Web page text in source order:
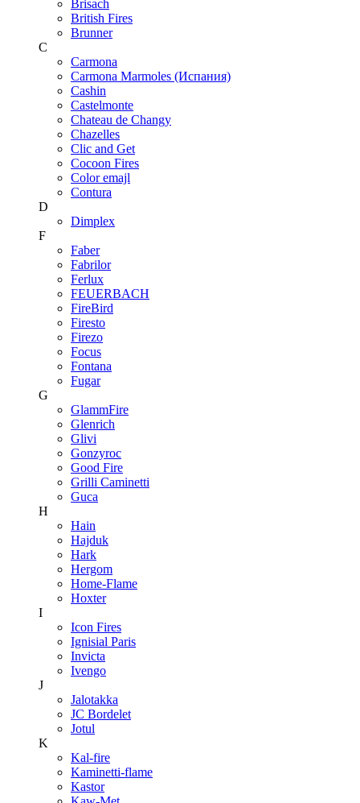
Brisach
British Fires
Brunner
C
Carmona
Carmona Marmoles (Испания)
Cashin
Castelmonte
Chateau de Changy
Chazelles
Clic and Get
Cocoon Fires
Color emajl
Contura
D
Dimplex
F
Faber
Fabrilor
Ferlux
FEUERBACH
FireBird
Firesto
Firezo
Focus
Fontana
Fugar
G
GlammFire
Glenrich
Glivi
Gonzyroc
Good Fire
Grilli Caminetti
Guca
H
Hain
Hajduk
Hark
Hergom
Home-Flame
Hoxter
I
Icon Fires
Ignisial Paris
Invicta
Ivengo
J
Jalotakka
JC Bordelet
Jotul
K
Kal-fire
Kaminetti-flame
Kastor